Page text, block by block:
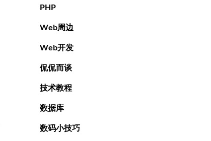
PHP
Web周边
Web开发
侃侃而谈
技术教程
数据库
数码小技巧